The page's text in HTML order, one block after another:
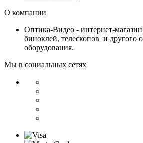
О компании
Оптика-Видео - интернет-
биноклей, телескопов и другого
оборудования.
Мы в социальных сетях